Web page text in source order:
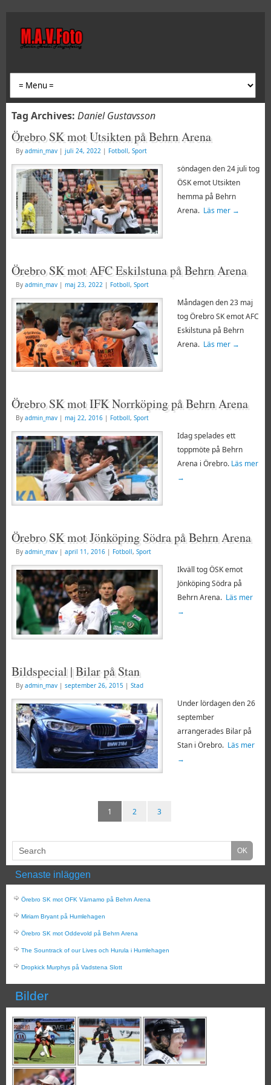
Tag Archives: Daniel Gustavsson
Örebro SK mot Utsikten på Behrn Arena
By admin_mav | juli 24, 2022 | Fotboll, Sport
söndagen den 24 juli tog
ÖSK emot Utsikten
hemma på Behrn
Arena. Läs mer →
Örebro SK mot AFC Eskilstuna på Behrn Arena
By admin_mav | maj 23, 2022 | Fotboll, Sport
Måndagen den 23 maj
tog Örebro SK emot AFC
Eskilstuna på Behrn
Arena. Läs mer →
Örebro SK mot IFK Norrköping på Behrn Arena
By admin_mav | maj 22, 2016 | Fotboll, Sport
Idag spelades ett
toppmöte på Behrn
Arena i Örebro. Läs mer
→
Örebro SK mot Jönköping Södra på Behrn Arena
By admin_mav | april 11, 2016 | Fotboll, Sport
Ikväll tog ÖSK emot
Jönköping Södra på
Behrn Arena. Läs mer
→
Bildspecial | Bilar på Stan
By admin_mav | september 26, 2015 | Stad
Under lördagen den 26
september
arrangerades Bilar på
Stan i Örebro. Läs mer
→
1 2 3
Senaste inläggen
Örebro SK mot OFK Värnamo på Behrn Arena
Miriam Bryant på Humlehagen
Örebro SK mot Oddevold på Behrn Arena
The Sountrack of our Lives och Hurula i Humlehagen
Dropkick Murphys på Vadstena Slott
Bilder